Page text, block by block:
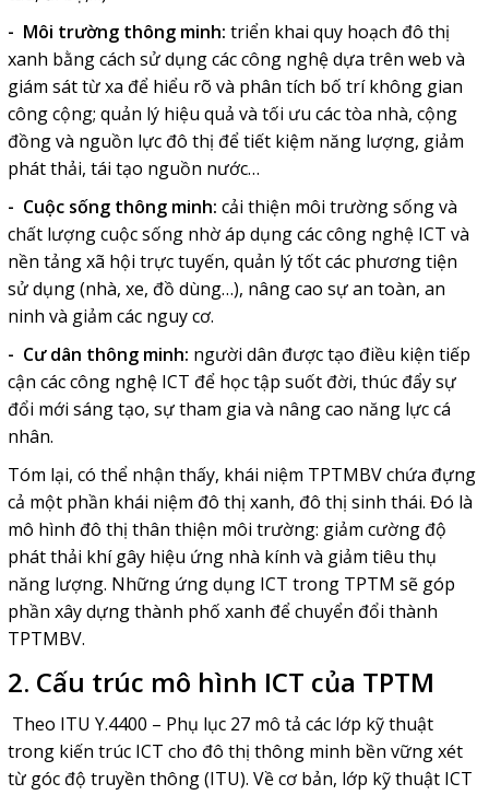
- Môi trường thông minh: triển khai quy hoạch đô thị
xanh bằng cách sử dụng các công nghệ dựa trên web và
giám sát từ xa để hiểu rõ và phân tích bố trí không gian
công cộng; quản lý hiệu quả và tối ưu các tòa nhà, cộng
đồng và nguồn lực đô thị để tiết kiệm năng lượng, giảm
phát thải, tái tạo nguồn nước…
- Cuộc sống thông minh: cải thiện môi trường sống và
chất lượng cuộc sống nhờ áp dụng các công nghệ ICT và
nền tảng xã hội trực tuyến, quản lý tốt các phương tiện
sử dụng (nhà, xe, đồ dùng…), nâng cao sự an toàn, an
ninh và giảm các nguy cơ.
- Cư dân thông minh: người dân được tạo điều kiện tiếp
cận các công nghệ ICT để học tập suốt đời, thúc đẩy sự
đổi mới sáng tạo, sự tham gia và nâng cao năng lực cá
nhân.
Tóm lại, có thể nhận thấy, khái niệm TPTMBV chứa đựng
cả một phần khái niệm đô thị xanh, đô thị sinh thái. Đó là
mô hình đô thị thân thiện môi trường: giảm cường độ
phát thải khí gây hiệu ứng nhà kính và giảm tiêu thụ
năng lượng. Những ứng dụng ICT trong TPTM sẽ góp
phần xây dựng thành phố xanh để chuyển đổi thành
TPTMBV.
2. Cấu trúc mô hình ICT của TPTM
Theo ITU Y.4400 – Phụ lục 27 mô tả các lớp kỹ thuật
trong kiến trúc ICT cho đô thị thông minh bền vững xét
từ góc độ truyền thông (ITU). Về cơ bản, lớp kỹ thuật ICT